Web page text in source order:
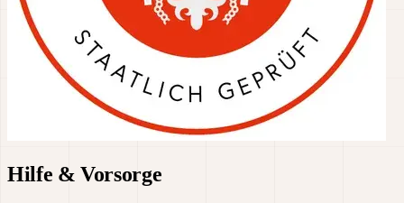
Hilfe & Vorsorge